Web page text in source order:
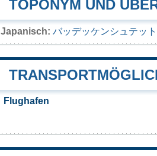
TOPONYM UND
Japanisch: バッデッケンシュテット
Flughafen